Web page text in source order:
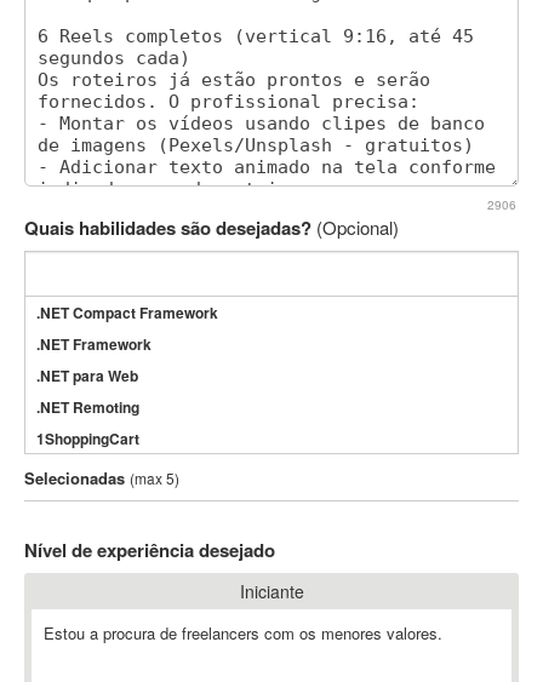
2906
Quais habilidades são desejadas? (Opcional)
.NET Compact Framework
.NET Framework
.NET para Web
.NET Remoting
1ShoppingCart
3DS Max
3GSM
802.11
A-GPS
Selecionadas (max 5)
Nível de experiência desejado
Iniciante
Estou a procura de freelancers com os menores valores.